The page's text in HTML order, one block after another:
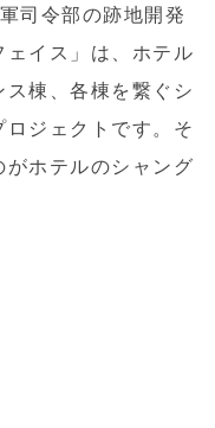
司令部の跡地開発
イス」は、ホテル
棟、各棟を繋ぐシ
ジェクトです。そ
ホテルのシャング